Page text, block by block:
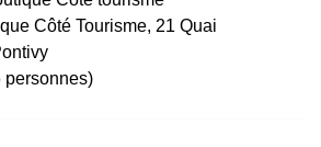
Côté Tourisme, 21 Quai
personnes)